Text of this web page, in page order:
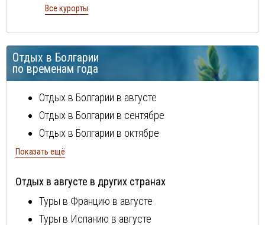
Поморие
Созополь
Солнечный берег
Все курорты
Отдых в Болгарии
по временам года
Отдых в Болгарии в августе
Отдых в Болгарии в сентябре
Отдых в Болгарии в октябре
Отдых в Болгарии в ноябре
Отдых в Болгарии в январе
Отдых в Болгарии в феврале
Отдых в Болгарии в марте
Показать ещё
Отдых в августе в других странах
Туры в Францию в августе
Туры в Испанию в августе